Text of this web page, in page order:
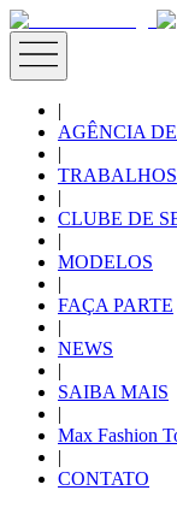
|
AGÊNCIA
|
TRABALHOS
|
CLUBE DE
|
MODELOS
|
FAÇA PARTE
|
NEWS
|
SAIBA MAIS
|
Max Fashion
|
CONTATO